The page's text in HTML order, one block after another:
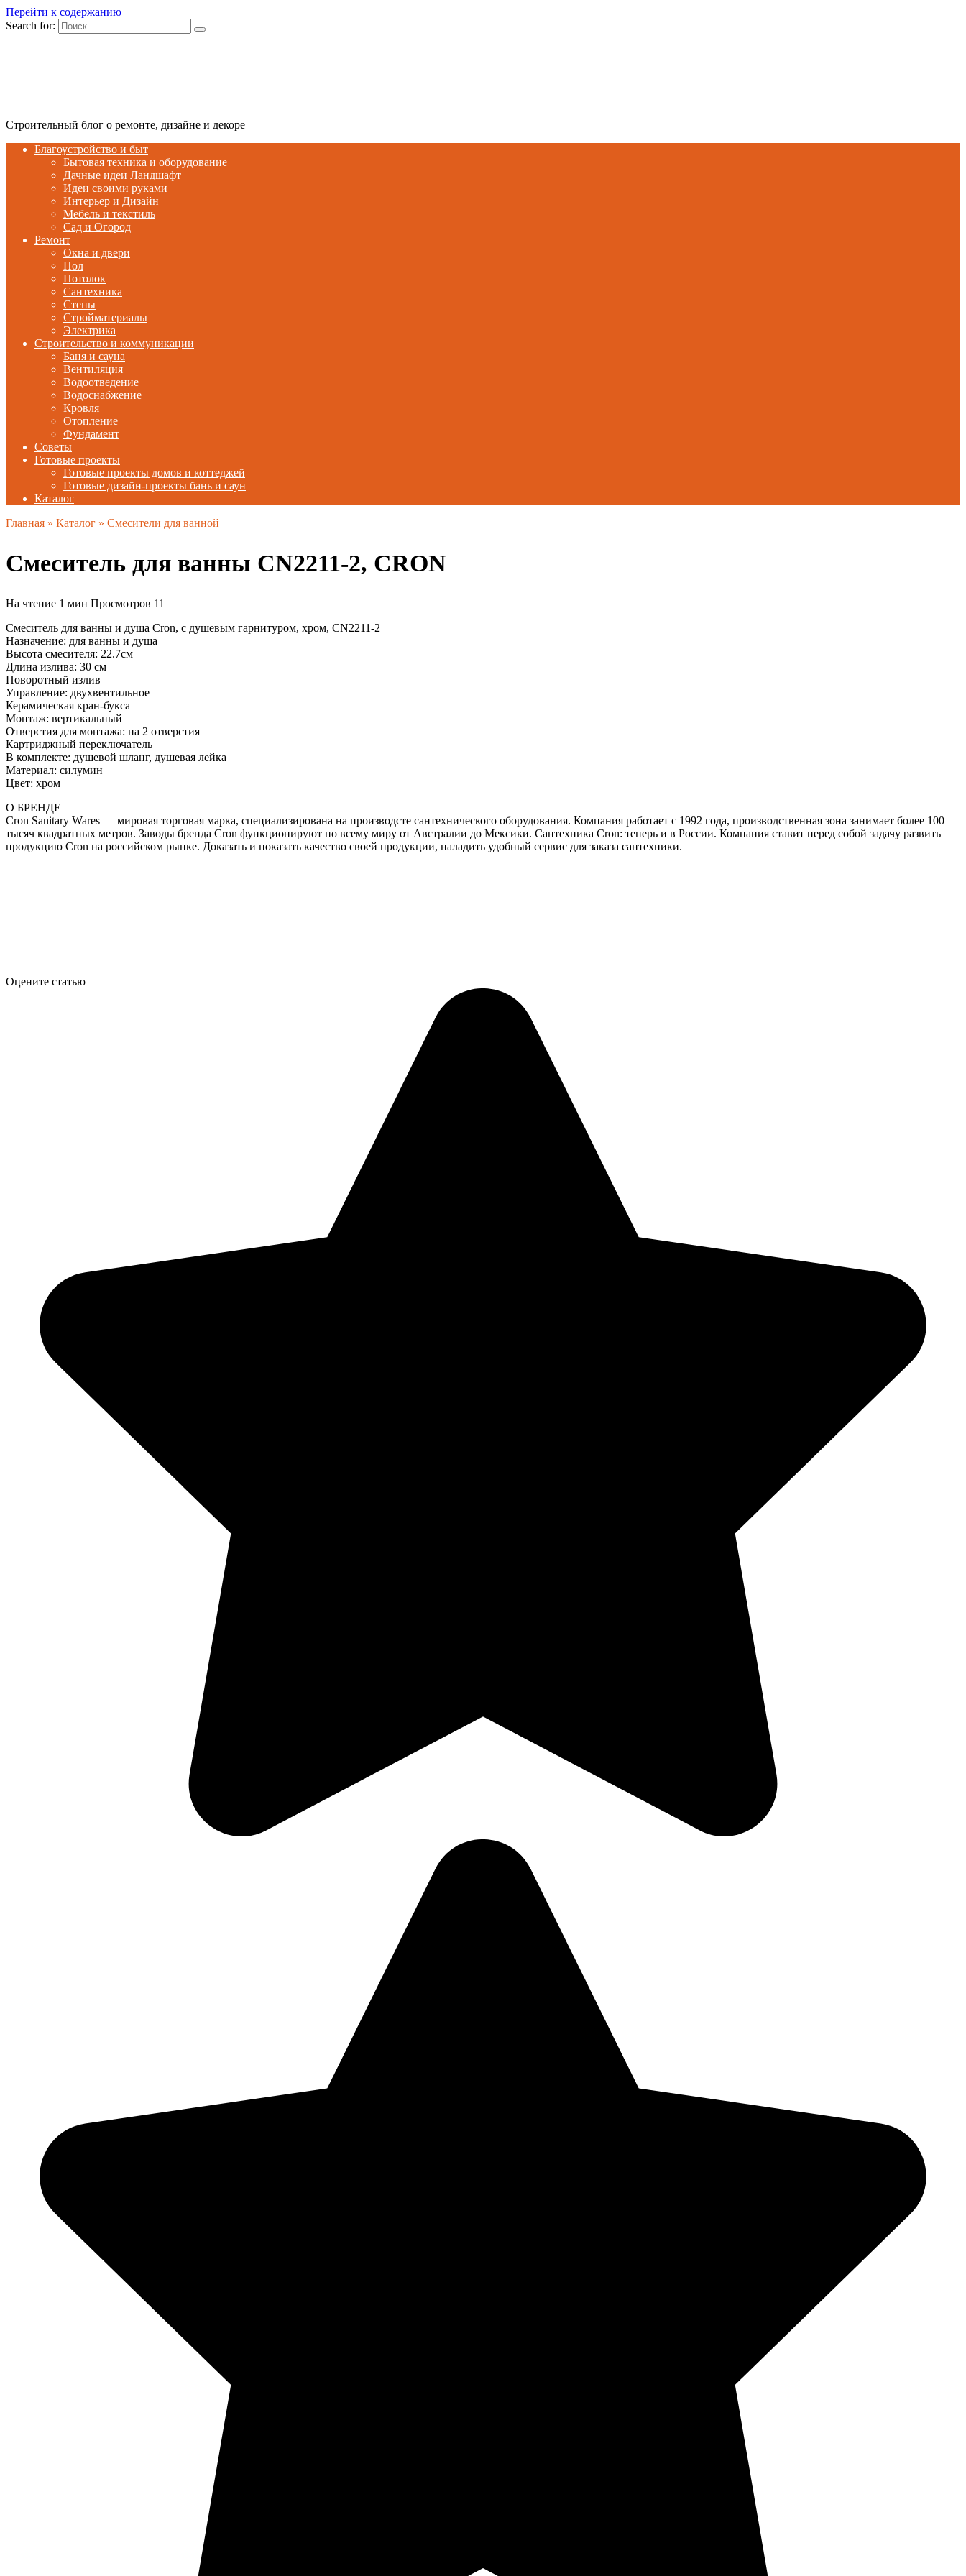
Перейти к содержанию
Search for:
Строительный блог о ремонте, дизайне и декоре
Благоустройство и быт
Бытовая техника и оборудование
Дачные идеи Ландшафт
Идеи своими руками
Интерьер и Дизайн
Мебель и текстиль
Сад и Огород
Ремонт
Окна и двери
Пол
Потолок
Сантехника
Стены
Стройматериалы
Электрика
Строительство и коммуникации
Баня и сауна
Вентиляция
Водоотведение
Водоснабжение
Кровля
Отопление
Фундамент
Советы
Готовые проекты
Готовые проекты домов и коттеджей
Готовые дизайн-проекты бань и саун
Каталог
Главная » Каталог » Смесители для ванной
Смеситель для ванны CN2211-2, CRON
На чтение 1 мин Просмотров 11
Смеситель для ванны и душа Cron, с душевым гарнитуром, хром, CN2211-2
Назначение: для ванны и душа
Высота смесителя: 22.7см
Длина излива: 30 см
Поворотный излив
Управление: двухвентильное
Керамическая кран-букса
Монтаж: вертикальный
Отверстия для монтажа: на 2 отверстия
Картриджный переключатель
В комплекте: душевой шланг, душевая лейка
Материал: силумин
Цвет: хром
О БРЕНДЕ
Cron Sanitary Wares — мировая торговая марка, специализирована на производсте сантехнического оборудования. Компания работает с 1992 года, производственная зона занимает более 100
тысяч квадратных метров. Заводы бренда Cron функционируют по всему миру от Австралии до Мексики. Сантехника Cron: теперь и в России. Компания ставит перед собой задачу развить
продукцию Cron на российском рынке. Доказать и показать качество своей продукции, наладить удобный сервис для заказа сантехники.
Оцените статью